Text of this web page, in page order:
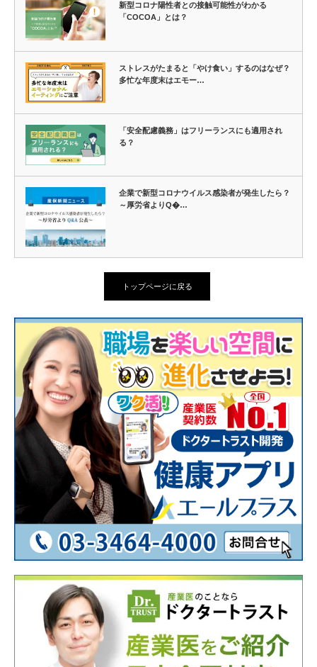
新型コロナ陽性者との接触可能性がわかる
「COCOA」とは？
ストレスがたまると「やけ食い」するのはなぜ？
多忙な年度末はエモー…
「安全配慮義務」はフリーランスにも適用され
る？
企業で新型コロナウイルス感染者が発生したら？
～厚労省よりQ�…
トップページに戻る